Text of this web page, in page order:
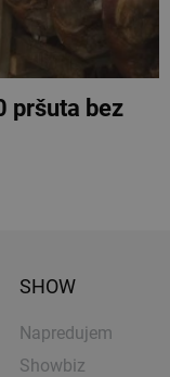
pršuta bez
SHOW
Napredujem
Showbiz